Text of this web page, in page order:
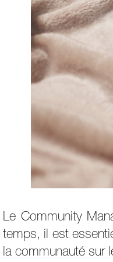
Le Community
temps, il est
la communauté sur